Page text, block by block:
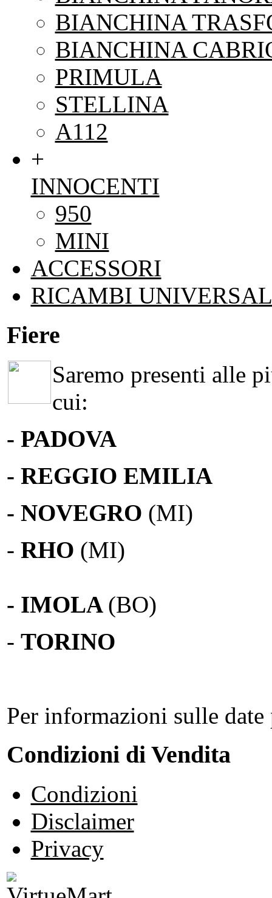
BIANCHINA
BIANCHINA
PRIMULA
STELLINA
A112
+
INNOCENTI
950
MINI
ACCESSORI
RICAMBI
Fiere
Saremo presenti alle
cui:
- PADOVA
- REGGIO EMILIA
- NOVEGRO (MI)
- RHO (MI)
- IMOLA (BO)
- TORINO
Per informazioni sulle
Condizioni di Vendita
Condizioni
Disclaimer
Privacy